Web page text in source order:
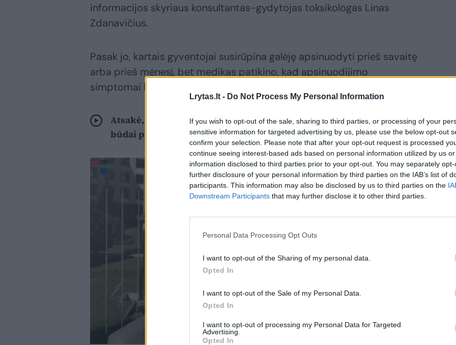
Lrytas.lt - Do Not Process My Personal Information
If you wish to opt-out of the sale, sharing to third parties, or processing of your
sensitive information for targeted advertising by us, please use the below opt-out
confirm your selection. Please note that after your opt-out request is processed
continue seeing interest-based ads based on personal information utilized by us
information disclosed to third parties prior to your opt-out. You may separately
further disclosure of your personal information by third parties on the IAB’s list of
participants. This information may also be disclosed by us to third parties on the
Downstream Participants that may further disclose it to other third parties.
Personal Data Processing Opt Outs
I want to opt-out of the Sharing of my personal data.
Opted In
I want to opt-out of the Sale of my Personal Data.
Opted In
I want to opt-out of processing my Personal Data for Targeted
Advertising.
Opted In
informacijos skyriaus konsultantas-gydytojas toksikologas Linas
Zdanavičius.
Pasak jo, kartais gyventojai susirūpina galėję apsinuodyti prieš savaitę
arba prieš mėnesį, bet medikas patikino, kad apsinuodijimo
simptomai beveik visada pasireiškia per kelias dienas.
Atsakė, kaip palengvinti vasarinių alergijų simptomus: kai kurie
būdai padės įveikti nemalonius pojūčius